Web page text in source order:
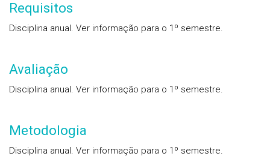
Requisitos
Disciplina anual. Ver informação para o 1º semestre.
Avaliação
Disciplina anual. Ver informação para o 1º semestre.
Metodologia
Disciplina anual. Ver informação para o 1º semestre.